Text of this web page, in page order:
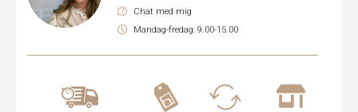
Chat med mig
Mandag-fredag: 9.00-15.00